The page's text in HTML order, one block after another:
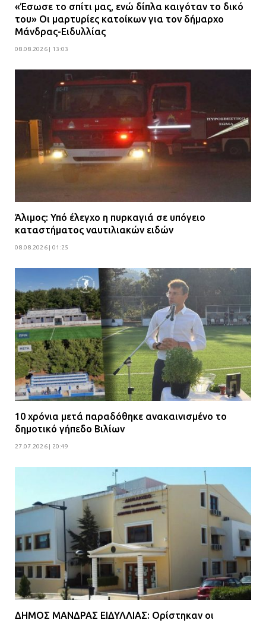
«Έσωσε το σπίτι μας, ενώ δίπλα καιγόταν το δικό
του» Οι μαρτυρίες κατοίκων για τον δήμαρχο
Μάνδρας-Ειδυλλίας
08.08.2026 | 13:03
Άλιμος: Υπό έλεγχο η πυρκαγιά σε υπόγειο
καταστήματος ναυτιλιακών ειδών
08.08.2026 | 01:25
10 χρόνια μετά παραδόθηκε ανακαινισμένο το
δημοτικό γήπεδο Βιλίων
27.07.2026 | 20:49
ΔΗΜΟΣ ΜΑΝΔΡΑΣ ΕΙΔΥΛΛΙΑΣ: Ορίστηκαν οι